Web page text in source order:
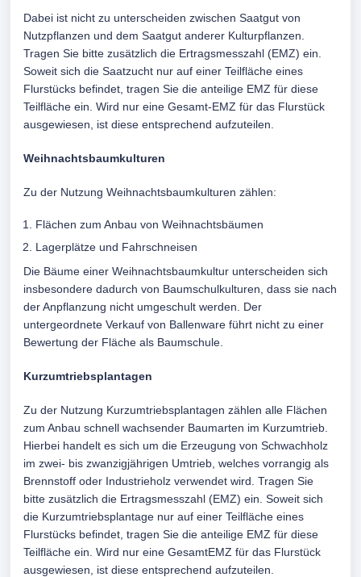
Dabei ist nicht zu unterscheiden zwischen Saatgut von
Nutzpflanzen und dem Saatgut anderer Kulturpflanzen.
Tragen Sie bitte zusätzlich die Ertragsmesszahl (EMZ) ein.
Soweit sich die Saatzucht nur auf einer Teilfläche eines
Flurstücks befindet, tragen Sie die anteilige EMZ für diese
Teilfläche ein. Wird nur eine Gesamt-EMZ für das Flurstück
ausgewiesen, ist diese entsprechend aufzuteilen.
Weihnachtsbaumkulturen
Zu der Nutzung Weihnachtsbaumkulturen zählen:
Flächen zum Anbau von Weihnachtsbäumen
Lagerplätze und Fahrschneisen
Die Bäume einer Weihnachtsbaumkultur unterscheiden sich
insbesondere dadurch von Baumschulkulturen, dass sie nach
der Anpflanzung nicht umgeschult werden. Der
untergeordnete Verkauf von Ballenware führt nicht zu einer
Bewertung der Fläche als Baumschule.
Kurzumtriebsplantagen
Zu der Nutzung Kurzumtriebsplantagen zählen alle Flächen
zum Anbau schnell wachsender Baumarten im Kurzumtrieb.
Hierbei handelt es sich um die Erzeugung von Schwachholz
im zwei- bis zwanzigjährigen Umtrieb, welches vorrangig als
Brennstoff oder Industrieholz verwendet wird. Tragen Sie
bitte zusätzlich die Ertragsmesszahl (EMZ) ein. Soweit sich
die Kurzumtriebsplantage nur auf einer Teilfläche eines
Flurstücks befindet, tragen Sie die anteilige EMZ für diese
Teilfläche ein. Wird nur eine GesamtEMZ für das Flurstück
ausgewiesen, ist diese entsprechend aufzuteilen.